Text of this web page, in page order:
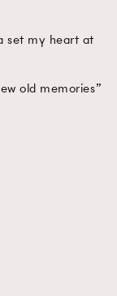
set my heart at
old memories⋯”